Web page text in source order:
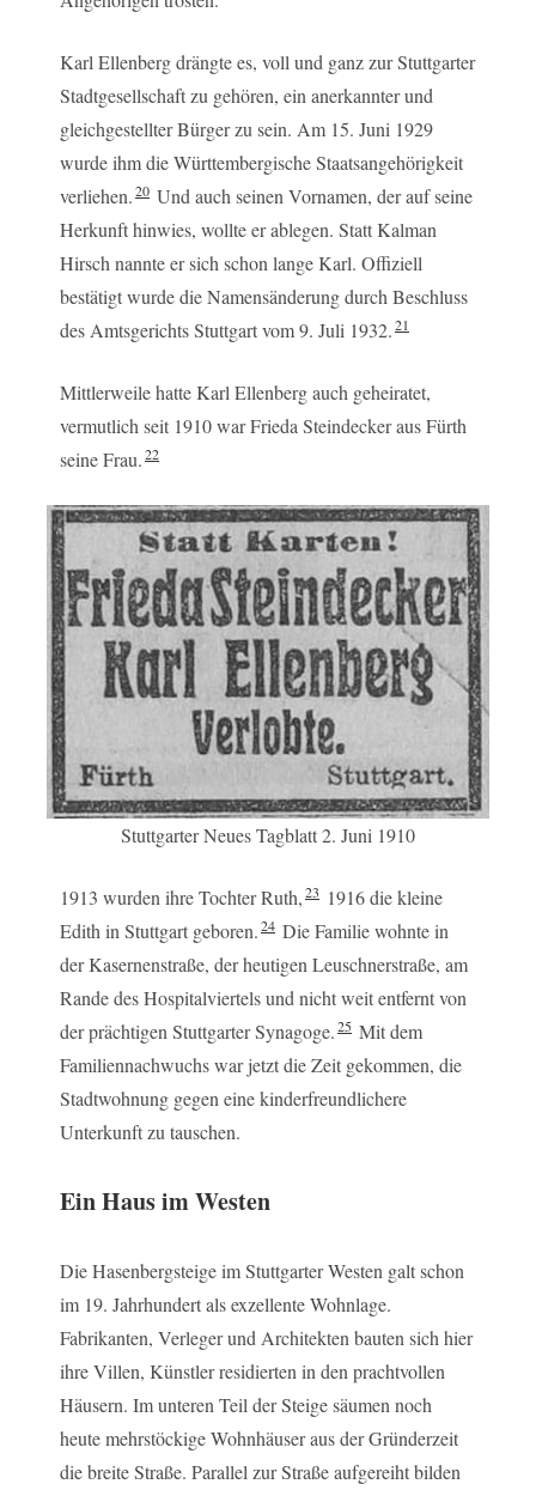
Karl Ellenberg drängte es, voll und ganz zur Stuttgarter
Stadtgesellschaft zu gehören, ein anerkannter und
gleichgestellter Bürger zu sein. Am 15. Juni 1929
wurde ihm die Württembergische Staatsangehörigkeit
verliehen.20 Und auch seinen Vornamen, der auf seine
Herkunft hinwies, wollte er ablegen. Statt Kalman
Hirsch nannte er sich schon lange Karl. Offiziell
bestätigt wurde die Namensänderung durch Beschluss
des Amtsgerichts Stuttgart vom 9. Juli 1932.21
Mittlerweile hatte Karl Ellenberg auch geheiratet,
vermutlich seit 1910 war Frieda Steindecker aus Fürth
seine Frau.22
Stuttgarter Neues Tagblatt 2. Juni 1910
1913 wurden ihre Tochter Ruth,23 1916 die kleine
Edith in Stuttgart geboren.24 Die Familie wohnte in
der Kasernenstraße, der heutigen Leuschnerstraße, am
Rande des Hospitalviertels und nicht weit entfernt von
der prächtigen Stuttgarter Synagoge.25 Mit dem
Familiennachwuchs war jetzt die Zeit gekommen, die
Stadtwohnung gegen eine kinderfreundlichere
Unterkunft zu tauschen.
Ein Haus im Westen
Die Hasenbergsteige im Stuttgarter Westen galt schon
im 19. Jahrhundert als exzellente Wohnlage.
Fabrikanten, Verleger und Architekten bauten sich hier
ihre Villen, Künstler residierten in den prachtvollen
Häusern. Im unteren Teil der Steige säumen noch
heute mehrstöckige Wohnhäuser aus der Gründerzeit
die breite Straße. Parallel zur Straße aufgereiht bilden